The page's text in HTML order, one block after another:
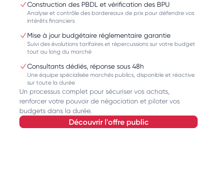
Construction des PBDL et vérification des BPU
Analyse et contrôle des bordereaux de prix pour défendre vos
intérêts financiers
Mise à jour budgétaire réglementaire garantie
Suivi des évolutions tarifaires et répercussions sur votre budget
tout au long du marché
Consultants dédiés, réponse sous 48h
Une équipe spécialisée marchés publics, disponible et réactive
sur toute la durée
Un processus complet pour sécuriser vos achats,
renforcer votre pouvoir de négociation et piloter vos
budgets dans la durée.
découvrir l'offre public